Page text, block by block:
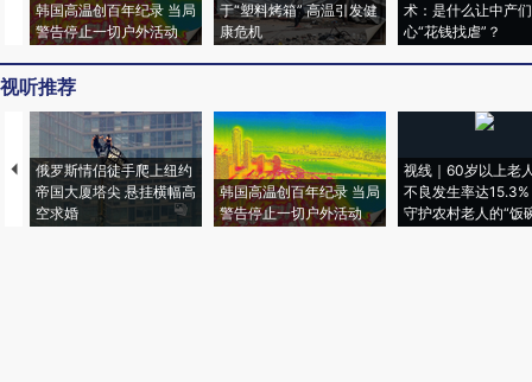
韩国高温创百年纪录 当局
警告停止一切户外活动
于“塑料烤箱” 高温引发健
康危机
术：是什么让中产
心“花钱找虐”？
视听推荐
俄罗斯情侣徒手爬上纽约
帝国大厦塔尖 悬挂横幅高
空求婚
韩国高温创百年纪录 当局
警告停止一切户外活动
视线｜60岁以上老
不良发生率达
守护农村老人的“饭